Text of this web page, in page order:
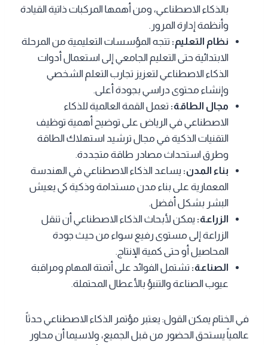
بالذكاء الاصطناعي، ومن أهمها المركبات ذاتية القيادة
وأنظمة إدارة المرور.
نظام التعليم: تتجه المؤسسات التعليمية من المرحلة
الابتدائية حتى التعليم الجامعي إلى استعمال أدوات
الذكاء الاصطناعي لتعزيز تجارب التعلم الشخصي
وإنشاء محتوى دراسي بجودة أعلى.
مجال الطاقة: تعمل القمة العالمية للذكاء
الاصطناعي في الرياض على توضيح أهمية توظيف
التقنيات الذكية في مجال ترشيد استهلاك الطاقة
وطرق استحداث مصادر طاقة متجددة.
بناء المدن: يساعد الذكاء الاصطناعي في الهندسة
المعمارية على بناء مدن مستدامة وذكية كي يعيش
البشر بشكل أفضل.
الزراعة: يمكن لأبحاث الذكاء الاصطناعي أن تنقل
الزراعة إلى مستوى رفيع سواء من حيث جودة
المحاصيل أو حتى كمية الإنتاج.
الصناعة: تشتمل الفوائد على أتمتة المهام ومراقبة
عيوب الصناعة والتنبؤ بالأعطال المحتملة.
في الختام يمكن القول: يعتبر مؤتمر الذكاء الاصطناعي حدثاً
عالمياً يستحق الحضور من قبل الجميع، ولاسيما أن محاور